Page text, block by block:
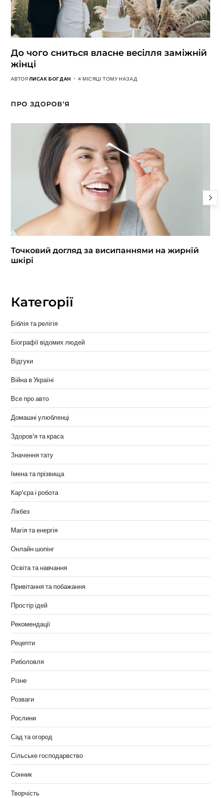
До чого сниться власне весілля заміжній
жінці
АВТОРЛИСАК БОГДАН 4 МІСЯЦІ ТОМУ НАЗАД
ПРО ЗДОРОВ’Я
Точковий догляд за висипаннями на жирній
шкірі
Категорії
Біблія та релігія
Біографії відомих людей
Відгуки
Війна в Україні
Все про авто
Домашні улюбленці
Здоров'я та краса
Значення тату
Імена та прізвища
Кар'єра і робота
Лікбез
Магія та енергія
Онлайн шопінг
Освіта та навчання
Привітання та побажання
Простір ідей
Рекомендації
Рецепти
Риболовля
Різне
Розваги
Рослини
Сад та огород
Сільське господарвство
Сонник
Творчість